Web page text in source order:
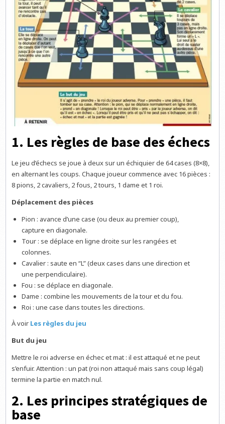
1. Les règles de base des échecs
Le jeu d’échecs se joue à deux sur un échiquier de 64 cases (8×8),
en alternant les coups. Chaque joueur commence avec 16 pièces :
8 pions, 2 cavaliers, 2 fous, 2 tours, 1 dame et 1 roi.
Déplacement des pièces
Pion : avance d’une case (ou deux au premier coup),
capture en diagonale.
Tour : se déplace en ligne droite sur les rangées et
colonnes.
Cavalier : saute en “L” (deux cases dans une direction et
une perpendiculaire).
Fou : se déplace en diagonale.
Dame : combine les mouvements de la tour et du fou.
Roi : une case dans toutes les directions.
À voir Les règles du jeu
But du jeu
Mettre le roi adverse en échec et mat : il est attaqué et ne peut
s’enfuir. Attention : un pat (roi non attaqué mais sans coup légal)
termine la partie en match nul.
2. Les principes stratégiques de
base